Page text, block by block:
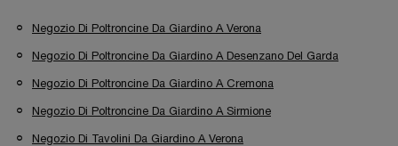
Negozio Di Poltroncine Da Giardino A Verona
Negozio Di Poltroncine Da Giardino A Desenzano Del Garda
Negozio Di Poltroncine Da Giardino A Cremona
Negozio Di Poltroncine Da Giardino A Sirmione
Negozio Di Tavolini Da Giardino A Verona